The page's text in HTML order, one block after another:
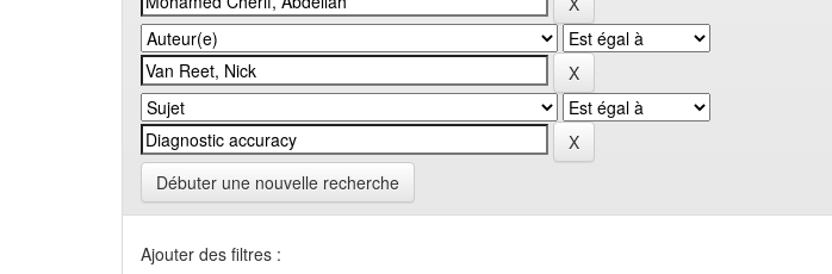
Débuter une nouvelle recherche
Ajouter des filtres :